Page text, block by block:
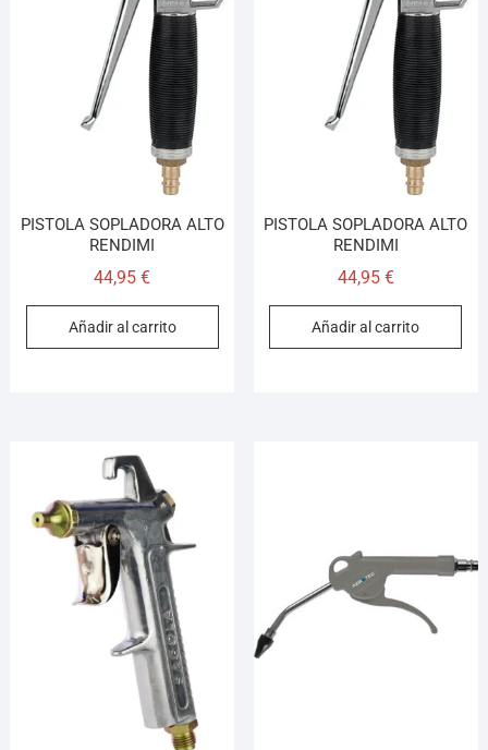
PISTOLA SOPLADORA ALTO
RENDIMI
44,95€
Añadir al carrito
PISTOLA SOPLADORA ALTO
RENDIMI
44,95 €
Añadir al carrito